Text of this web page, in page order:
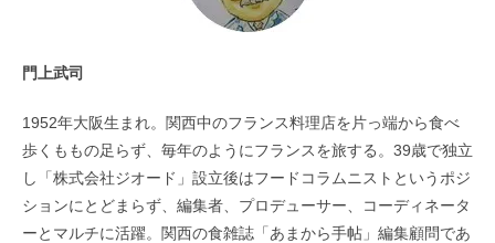
門上武司
1952年大阪生まれ。関西中のフランス料理店を片っ端から食べ
歩くももの足らず、毎年のようにフランスを旅する。39歳で独立
し「株式会社ジオード」設立後はフードコラムニストというポジ
ションにとどまらず、編集者、プロデューサー、コーディネータ
ーとマルチに活躍。関西の食雑誌「あまから手帖」編集顧問であ